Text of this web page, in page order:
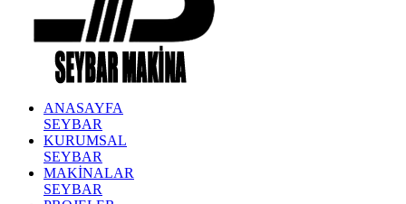
ANASAYFA
SEYBAR
KURUMSAL
SEYBAR
MAKİNALAR
SEYBAR